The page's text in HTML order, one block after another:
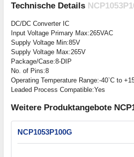
Technische Details
DC/DC Converter IC
Input Voltage Primary Max:265VAC
Supply Voltage Min:85V
Supply Voltage Max:265V
Package/Case:8-DIP
No. of Pins:8
Operating Temperature Range:-40`C to
Leaded Process Compatible:Yes
Weitere Produktangebote
NCP1053P100G